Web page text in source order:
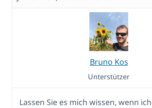
Bruno Kos
Unterstützer
Lassen Sie es mich wissen, wenn